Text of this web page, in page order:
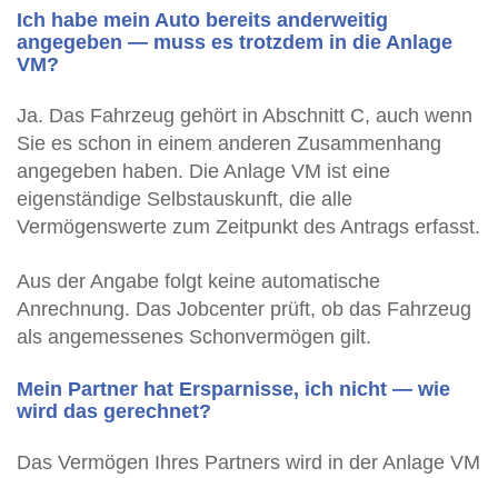
Ich habe mein Auto bereits anderweitig
angegeben — muss es trotzdem in die Anlage
VM?
Ja. Das Fahrzeug gehört in Abschnitt C, auch wenn
Sie es schon in einem anderen Zusammenhang
angegeben haben. Die Anlage VM ist eine
eigenständige Selbstauskunft, die alle
Vermögenswerte zum Zeitpunkt des Antrags erfasst.
Aus der Angabe folgt keine automatische
Anrechnung. Das Jobcenter prüft, ob das Fahrzeug
als angemessenes Schonvermögen gilt.
Mein Partner hat Ersparnisse, ich nicht — wie
wird das gerechnet?
Das Vermögen Ihres Partners wird in der Anlage VM